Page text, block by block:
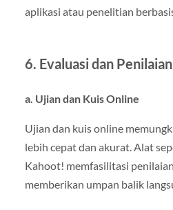
aplikasi atau penelitian
6. Evaluasi dan Penilaian
a. Ujian dan Kuis Online
Ujian dan kuis online
lebih cepat dan akurat. Alat
Kahoot! memfasilitasi
memberikan umpan balik